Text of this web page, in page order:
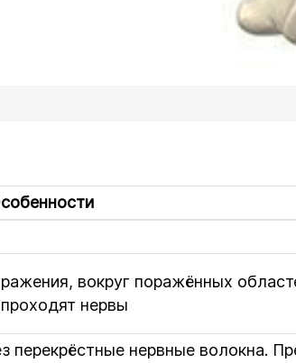
вокруг поражённых
нервы
нервные волокна.